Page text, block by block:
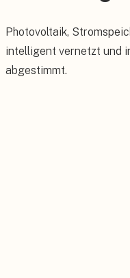
Photovoltaik,
intelligent vernetzt und
abgestimmt.